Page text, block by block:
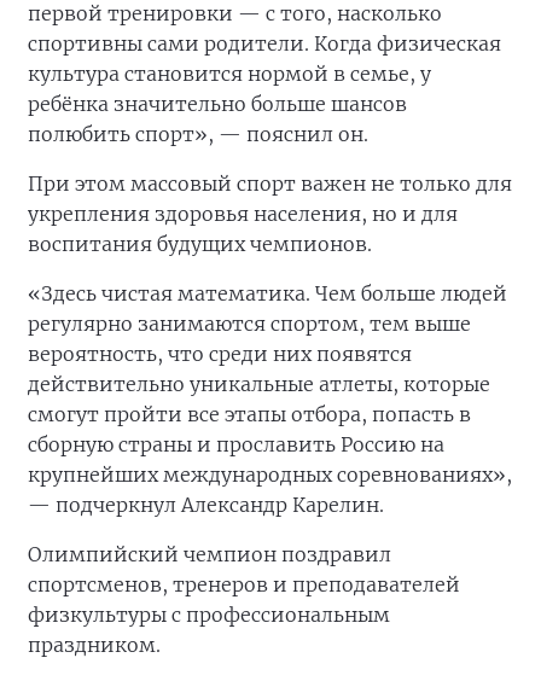
первой тренировки — с того, насколько
спортивны сами родители. Когда физическая
культура становится нормой в семье, у
ребёнка значительно больше шансов
полюбить спорт», — пояснил он.
При этом массовый спорт важен не только для
укрепления здоровья населения, но и для
воспитания будущих чемпионов.
«Здесь чистая математика. Чем больше людей
регулярно занимаются спортом, тем выше
вероятность, что среди них появятся
действительно уникальные атлеты, которые
смогут пройти все этапы отбора, попасть в
сборную страны и прославить Россию на
крупнейших международных соревнованиях»,
— подчеркнул Александр Карелин.
Олимпийский чемпион поздравил
спортсменов, тренеров и преподавателей
физкультуры с профессиональным
праздником.